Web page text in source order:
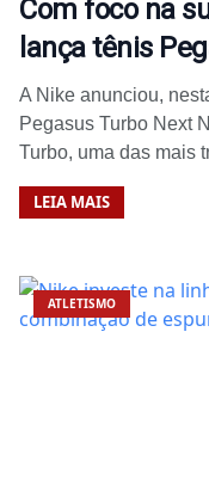
Com foco na
lança tênis
A Nike anunciou,
Pegasus Turbo Next
Turbo, uma das mais
LEIA MAIS
ATLETISMO